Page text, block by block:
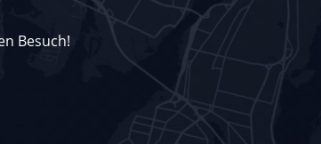
Besuch!